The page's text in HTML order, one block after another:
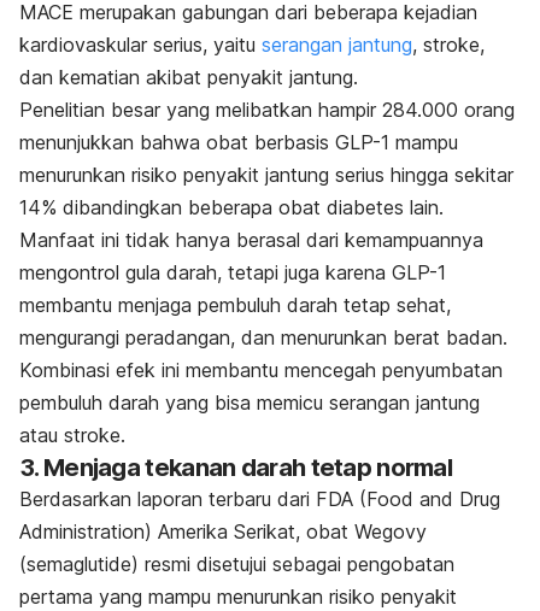
MACE merupakan gabungan dari beberapa kejadian
kardiovaskular serius, yaitu serangan jantung, stroke,
dan kematian akibat penyakit jantung.
Penelitian besar yang melibatkan hampir 284.000 orang
menunjukkan bahwa obat berbasis GLP-1 mampu
menurunkan risiko penyakit jantung serius hingga sekitar
14% dibandingkan beberapa obat diabetes lain.
Manfaat ini tidak hanya berasal dari kemampuannya
mengontrol gula darah, tetapi juga karena GLP-1
membantu menjaga pembuluh darah tetap sehat,
mengurangi peradangan, dan menurunkan berat badan.
Kombinasi efek ini membantu mencegah penyumbatan
pembuluh darah yang bisa memicu serangan jantung
atau stroke.
3. Menjaga tekanan darah tetap normal
Berdasarkan laporan terbaru dari FDA (Food and Drug
Administration) Amerika Serikat, obat Wegovy
(semaglutide) resmi disetujui sebagai pengobatan
pertama yang mampu menurunkan risiko penyakit